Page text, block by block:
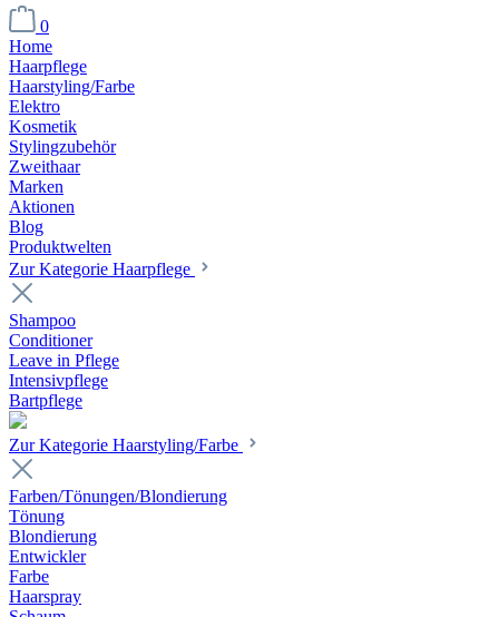
0
Home
Haarpflege
Haarstyling/Farbe
Elektro
Kosmetik
Stylingzubehör
Zweithaar
Marken
Aktionen
Blog
Produktwelten
Zur Kategorie Haarpflege
Shampoo
Conditioner
Leave in Pflege
Intensivpflege
Bartpflege
Zur Kategorie Haarstyling/Farbe
Farben/Tönungen/Blondierung
Tönung
Blondierung
Entwickler
Farbe
Haarspray